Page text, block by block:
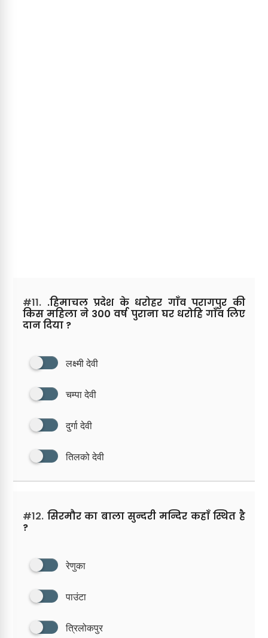
#11. .हिमाचल प्रदेश के धरोहर गाँव परागपुर की
किस महिला ने 300 वर्ष पुराना घर धरोहि गाँव लिए
दान दिया ?
लक्ष्मी देवी
चम्पा देवी
दुर्गा देवी
तिलको देवी
#12. सिरमौर का बाला सुन्दरी मन्दिर कहाँ स्थित है
?
रेणुका
पाउंटा
त्रिलोकपुर